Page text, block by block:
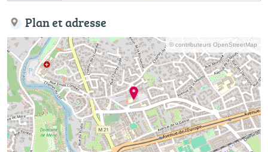
Plan et adresse
© contributeurs OpenStreetMap